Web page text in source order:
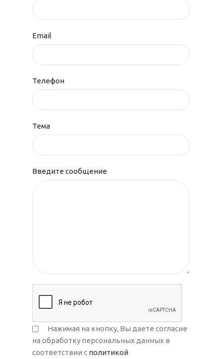
Email
Телефон
Тема
Введите сообщение
Нажимая на кнопку, Вы даете согласие
на обработку персональных данных в
соответствии с политикой